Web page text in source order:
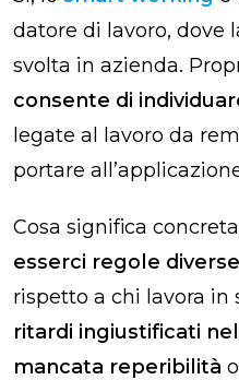
datore di lavoro, dove
svolta in azienda.
consente di
legate al lavoro da
portare
Cosa significa
esserci regole diverse
rispetto a chi lavora in
ritardi ingiustificati
mancata reperibilità o